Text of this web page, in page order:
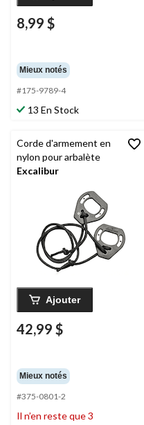
8,99 $
Mieux notés
#175-9789-4
13 En Stock
Corde d'armement en
nylon pour arbalète
Excalibur
Ajouter
42,99 $
Mieux notés
#375-0801-2
Il n’en reste que 3